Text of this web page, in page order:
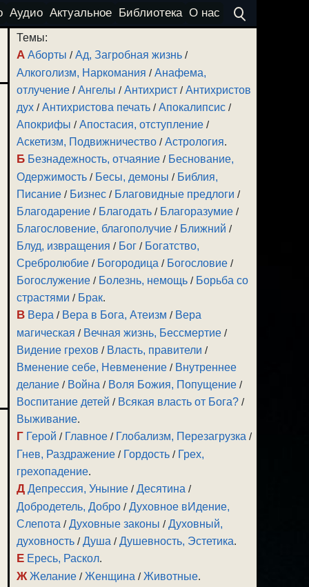
Аудио Актуальное Библиотека О нас
Темы:
А Аборты /Ад, Загробная жизнь /
Алкоголизм, Наркомания /Анафема,
отлучение /Ангелы /Антихрист /Антихристов
дух /Антихристова печать /Апокалипсис /
Апокрифы /Апостасия, отступление /
Аскетизм, Подвижничество /Астрология.
Б Безнадежность, отчаяние / Беснование,
Одержимость / Бесы, демоны / Библия,
Писание / Бизнес / Благовидные предлоги /
Благодарение / Благодать / Благоразумие /
Благословение, благополучие / Ближний /
Блуд, извращения / Бог / Богатство,
Сребролюбие / Богородица / Богословие /
Богослужение / Болезнь, немощь / Борьба со
страстями / Брак.
В Вера / Вера в Бога, Атеизм / Вера
магическая / Вечная жизнь, Бессмертие /
Видение грехов / Власть, правители /
Вменение себе, Невменение / Внутреннее
делание / Война / Воля Божия, Попущение /
Воспитание детей / Всякая власть от Бога? /
Выживание.
Г Герой / Главное / Глобализм, Перезагрузка /
Гнев, Раздражение / Гордость / Грех,
грехопадение.
Д Депрессия, Уныние /Десятина /
Добродетель, Добро /Духовное вИдение,
Слепота /Духовные законы /Духовный,
духовность /Душа /Душевность, Эстетика.
Е Ересь, Раскол.
Ж Желание /Женщина /Животные.